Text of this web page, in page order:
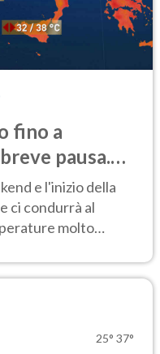
fino a
pausa.
e l'inizio della
ci condurrà al
molto
25° 37°